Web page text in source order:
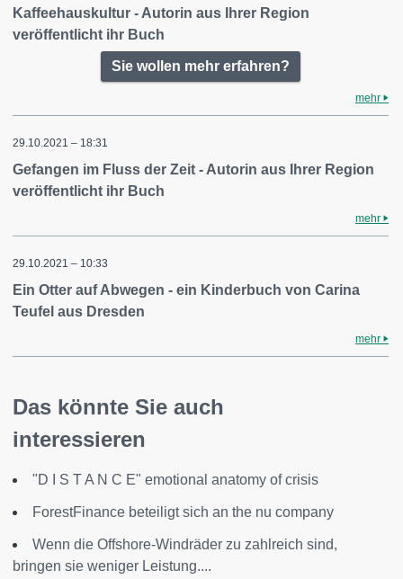
Kaffeehauskultur - Autorin aus Ihrer Region
veröffentlicht ihr Buch
Sie wollen mehr erfahren?
mehr
29.10.2021 – 18:31
Gefangen im Fluss der Zeit - Autorin aus Ihrer Region
veröffentlicht ihr Buch
mehr
29.10.2021 – 10:33
Ein Otter auf Abwegen - ein Kinderbuch von Carina
Teufel aus Dresden
mehr
Das könnte Sie auch
interessieren
"D I S T A N C E" emotional anatomy of crisis
ForestFinance beteiligt sich an the nu company
Wenn die Offshore-Windräder zu zahlreich sind,
bringen sie weniger Leistung....